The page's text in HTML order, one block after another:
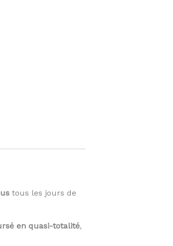
tous les jours de
en quasi-totalité,